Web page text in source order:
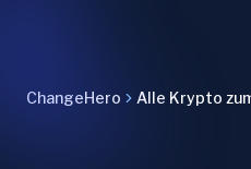
ChangeHero Alle Krypto